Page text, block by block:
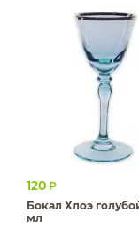
120 Р
Бокал Хлоэ
мл